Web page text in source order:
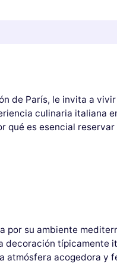
de París, le invita a
culinaria italiana
qué es esencial reservar
por su ambiente
decoración típicamente
atmósfera acogedora y